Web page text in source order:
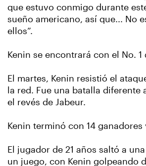
que estuvo conmigo durante
sueño americano, así que... No
ellos”.
Kenin se encontrará con el No.
El martes, Kenin resistió el
la red. Fue una batalla
el revés de Jabeur.
Kenin terminó con 14
El jugador de 21 años saltó a
un juego, con Kenin golpeando